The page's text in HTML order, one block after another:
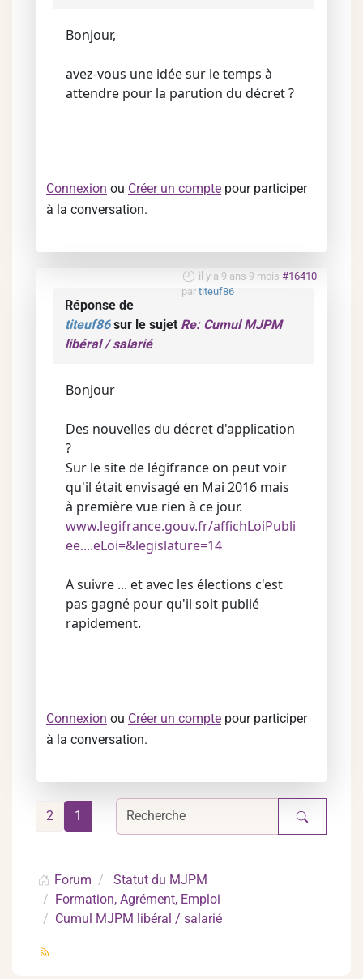
Bonjour,
avez-vous une idée sur le temps à
attendre pour la parution du décret ?
Connexion ou Créer un compte pour participer
à la conversation.
il y a 9 ans 9 mois #16410
par titeuf86
Réponse de
titeuf86sur le sujet Re: Cumul MJPM
libéral / salarié
Bonjour
Des nouvelles du décret d'application
?
Sur le site de légifrance on peut voir
qu'il était envisagé en Mai 2016 mais
à première vue rien à ce jour.
www.legifrance.gouv.fr/affichLoiPubli
ee....eLoi=&legislature=14
A suivre ... et avec les élections c'est
pas gagné pour qu'il soit publié
rapidement.
Connexion ou Créer un compte pour participer
à la conversation.
1
2
Forum
Statut du MJPM
Formation, Agrément, Emploi
Cumul MJPM libéral / salarié